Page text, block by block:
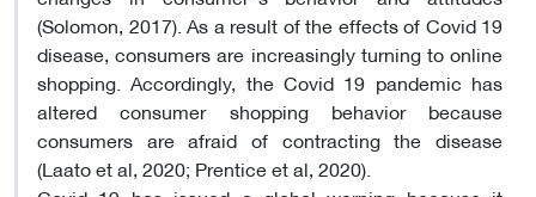
(Solomon, 2017). As a result of the effects of Covid 19
disease, consumers are increasingly turning to online
shopping. Accordingly, the Covid 19 pandemic has
altered consumer shopping behavior because
consumers are afraid of contracting the disease
(Laato et al, 2020; Prentice et al, 2020).